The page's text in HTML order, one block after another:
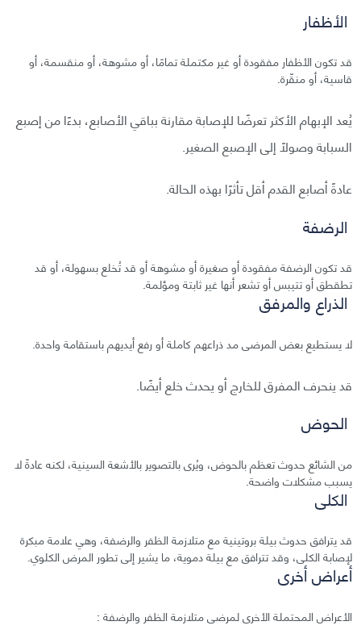
الأظفار
قد تكون الأظفار مفقودة أو غير مكتملة تمامًا، أو مشوهة، أو منقسمة، أو
قاسية، أو منقّرة.
يُعد الإبهام الأكثر تعرضًا للإصابة مقارنة بباقي الأصابع، بدءًا من إصبع
السبابة وصولًا إلى الإصبع الصغير.
عادةً أصابع القدم أقل تأثرًا بهذه الحالة.
الرضفة
قد تكون الرضفة مفقودة أو صغيرة أو مشوهة أو قد تُخلع بسهولة، أو قد
تطقطق أو تتيبس أو تشعر أنها غير ثابتة ومؤلمة.
الذراع والمرفق
لا يستطيع بعض المرضى مد ذراعهم كاملة أو رفع أيديهم باستقامة واحدة.
قد ينحرف المفرق للخارج أو يحدث خلع أيضًا.
الحوض
من الشائع حدوث تعظم بالحوض، ويُرى بالتصوير بالأشعة السينية، لكنه عادةً لا
يسبب مشكلات واضحة.
الكلى
قد يترافق حدوث بيلة بروتينية مع متلازمة الظفر والرضفة، وهي علامة مبكرة
لإصابة الكلى، وقد تترافق مع بيلة دموية، ما يشير إلى تطور المرض الكلوي.
أعراض أخرى
الأعراض المحتملة الأخرى لمرضى متلازمة الظفر والرضفة :